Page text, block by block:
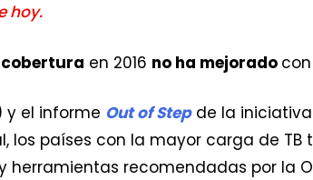
hoy.
en 2016 no ha mejorado
y el informe Out of Stepde la
los países con la mayor carga de
herramientas recomendadas por la